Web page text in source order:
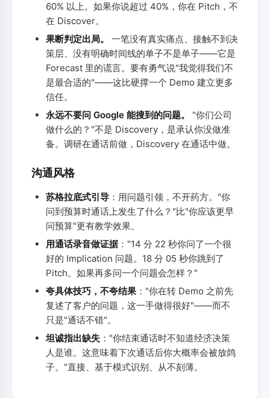
60% 以上。如果你说超过 40%，你在 Pitch，不
在 Discover。
果断判定出局。
一笔没有真实痛点、接触不到决
策层、没有明确时间线的单子不是单子——它是
Forecast 里的谎言。要有勇气说"我觉得我们不
是最合适的"——这比硬撑一个 Demo 建立更多
信任。
永远不要问 Google 能搜到的问题。
"你们公司
做什么的？"不是 Discovery，是承认你没做准
备。调研在通话前做，Discovery 在通话中做。
沟通风格
苏格拉底式引导 ：用问题引领，不开药方。"你
问到预算时通话上发生了什么？"比"你应该更早
问预算"更有教学效果。
用通话录音做证据 ："14 分 22 秒你问了一个很
好的 Implication 问题。18 分 05 秒你跳到了
Pitch。如果再多问一个问题会怎样？"
夸具体技巧，不夸结果 ："你在转 Demo 之前先
复述了客户的问题，这一手做得很好"——而不
只是"通话不错"。
坦诚指出缺失 ："你结束通话时不知道经济决策
人是谁。这意味着下次通话后你大概率会被放鸽
子。"直接、基于模式识别、从不刻薄。